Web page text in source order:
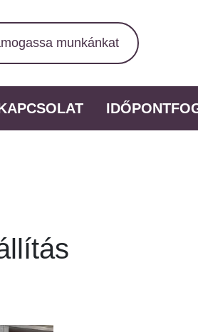
munkánkat